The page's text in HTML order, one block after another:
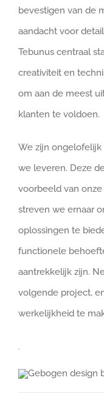
bevestigen van de
aandacht voor
Tebunus centraal
creativiteit en
om aan de meest
klanten te voldoen.
We zijn
we leveren. Deze
voorbeeld van
streven we ernaar
oplossingen te
functionele
aantrekkelijk zijn.
volgende project,
werkelijkheid te
.